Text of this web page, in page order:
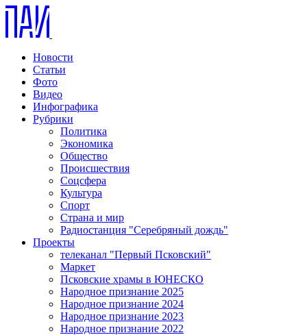
Новости
Статьи
Фото
Видео
Инфографика
Рубрики
Политика
Экономика
Общество
Происшествия
Соцсфера
Культура
Спорт
Страна и мир
Радиостанция "Серебряный дождь"
Проекты
телеканал "Первый Псковский"
Маркет
Псковские храмы в ЮНЕСКО
Народное признание 2025
Народное признание 2024
Народное признание 2023
Народное признание 2022